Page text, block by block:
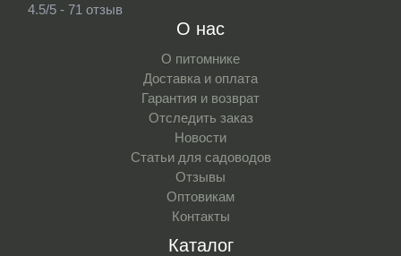
4.5/5 - 71 отзыв
О нас
О питомнике
Доставка и оплата
Гарантия и возврат
Отследить заказ
Новости
Статьи для садоводов
Отзывы
Оптовикам
Контакты
Каталог